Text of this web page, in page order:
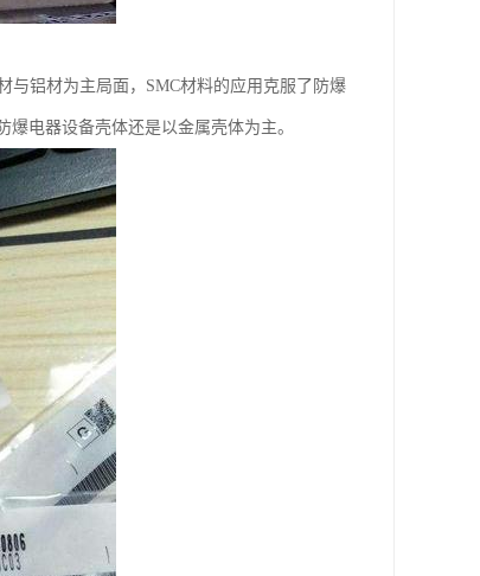
与铝材为主局面，SMC材料的应用克服了防爆
电器设备壳体还是以金属壳体为主。